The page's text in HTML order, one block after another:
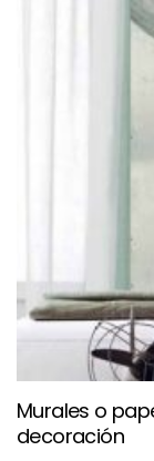
Murales o
decoración